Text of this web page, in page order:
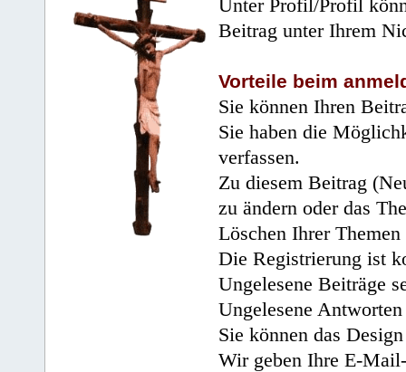
Unter Profil/Profil
Beitrag unter Ihrem
Vorteile beim
Sie können Ihren
Sie haben die
verfassen.
Zu diesem Beitrag
zu ändern oder das
Löschen Ihrer
Die Registrierung ist
Ungelesene Beiträge
Ungelesene
Sie können das
Wir geben Ihre E-